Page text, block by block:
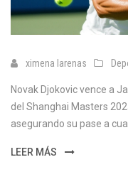
ximena larenas
Novak Djokovic vence a
del Shanghai Masters
asegurando su pase a
LEER MÁS